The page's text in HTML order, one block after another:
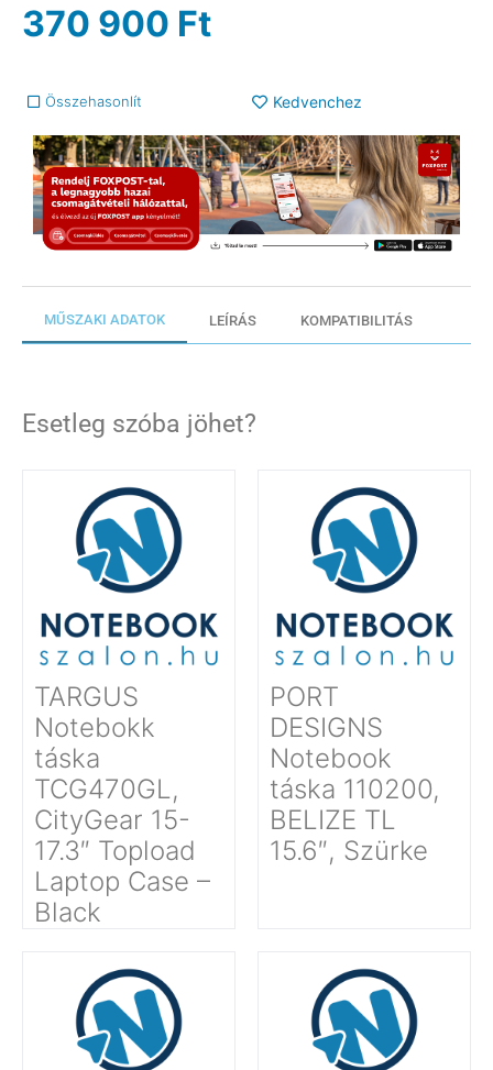
370 900 Ft
Összehasonlít Kedvenchez
MŰSZAKI ADATOK LEÍRÁS KOMPATIBILITÁS
Esetleg szóba jöhet?
TARGUS
Notebokk
táska
TCG470GL,
CityGear 15-
17.3″ Topload
Laptop Case –
Black
PORT
DESIGNS
Notebook
táska 110200,
BELIZE TL
15.6″, Szürke